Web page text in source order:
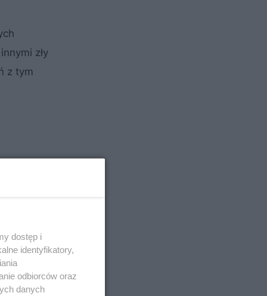
zły
z tym
dostęp i
identyfikatory,
odbiorców oraz
danych